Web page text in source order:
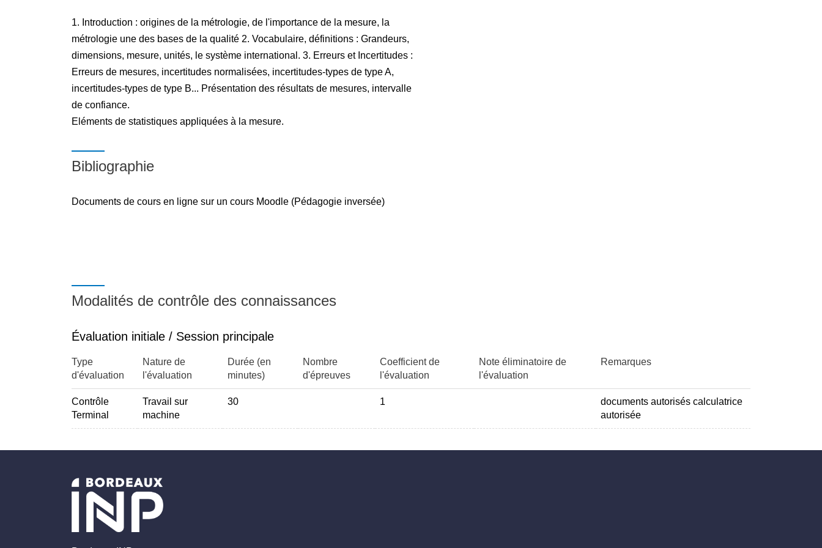
1. Introduction : origines de la métrologie, de l'importance de la mesure, la
métrologie une des bases de la qualité 2. Vocabulaire, définitions : Grandeurs,
dimensions, mesure, unités, le système international. 3. Erreurs et Incertitudes :
Erreurs de mesures, incertitudes normalisées, incertitudes-types de type A,
incertitudes-types de type B... Présentation des résultats de mesures, intervalle
de confiance.
Eléments de statistiques appliquées à la mesure.
Bibliographie
Documents de cours en ligne sur un cours Moodle (Pédagogie inversée)
Modalités de contrôle des connaissances
Évaluation initiale / Session principale
Type
d'évaluation
Nature de
l'évaluation
Durée (en
minutes)
Nombre
d'épreuves
Coefficient de
l'évaluation
Note éliminatoire de
l'évaluation
Remarques
Contrôle
Terminal
Travail sur
machine
30 1
documents autorisés calculatrice
autorisée